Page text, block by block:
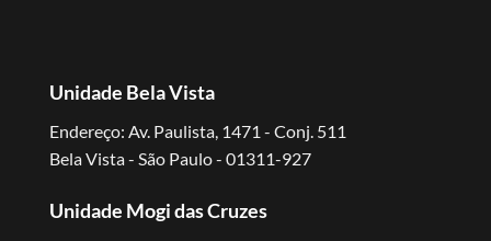
Unidade Bela Vista
Endereço: Av. Paulista, 1471 - Conj. 511
Bela Vista - São Paulo - 01311-927
Unidade Mogi das Cruzes